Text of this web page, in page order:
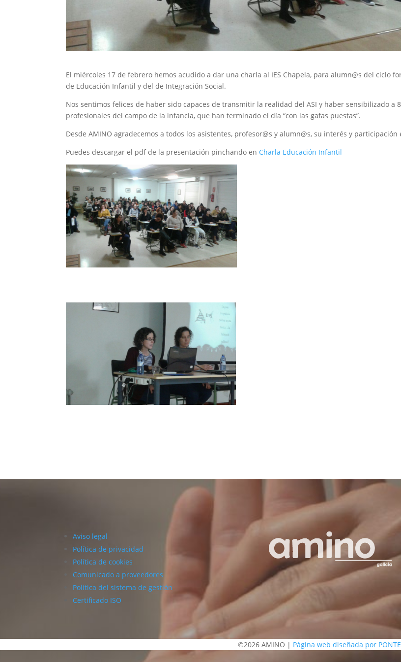
El miércoles 17 de febrero hemos acudido a dar una charla al IES Chapela, para alumn@s del ciclo
de Educación Infantil y del de Integración Social.
Nos sentimos felices de haber sido capaces de transmitir la realidad del ASI y haber sensibilizado a
profesionales del campo de la infancia, que han terminado el día “con las gafas puestas”.
Desde AMINO agradecemos a todos los asistentes, profesor@s y alumn@s, su interés y participación
Puedes descargar el pdf de la presentación pinchando en Charla Educación Infantil
Aviso legal
Política de privacidad
Política de cookies
Comunicado a proveedores
Política del sistema de gestión
Certificado ISO
©2026 AMINO | Página web diseñada por